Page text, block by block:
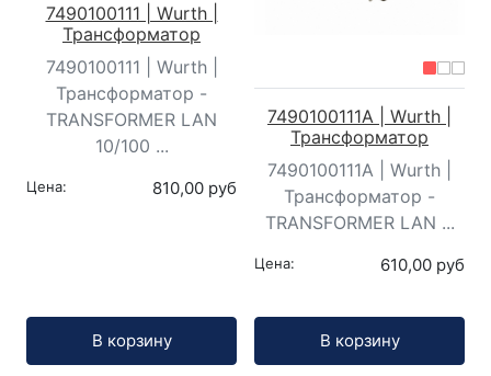
7490100111 | Wurth |
Трансформатор
7490100111 | Wurth |
Трансформатор -
TRANSFORMER LAN
10/100 ...
Цена: 810,00 руб
В корзину
7490100111A | Wurth |
Трансформатор
7490100111A | Wurth |
Трансформатор -
TRANSFORMER LAN ...
Цена: 610,00 руб
В корзину